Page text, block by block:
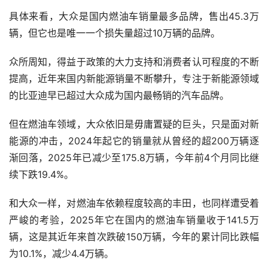
具体来看，大众是国内燃油车销量最多品牌，售出45.3万
辆，但它也是唯一一个损失量超过10万辆的品牌。
众所周知，得益于政策的大力支持和消费者认可程度的不断
提高，近年来国内新能源销量不断攀升，专注于新能源领域
的比亚迪早已超过大众成为国内最畅销的汽车品牌。
但在燃油车领域，大众依旧是毋庸置疑的巨头，只是面对新
能源的冲击，2024年起它的销量就从曾经的超200万辆逐
渐回落，2025年已减少至175.8万辆，今年前4个月同比继
续下跌19.4%。
和大众一样，对燃油车依赖程度较高的丰田，也同样遭受着
严峻的考验，2025年它在国内的燃油车销量收于141.5万
辆，这是其近年来首次跌破150万辆，今年的累计同比跌幅
为10.1%，减少4.4万辆。